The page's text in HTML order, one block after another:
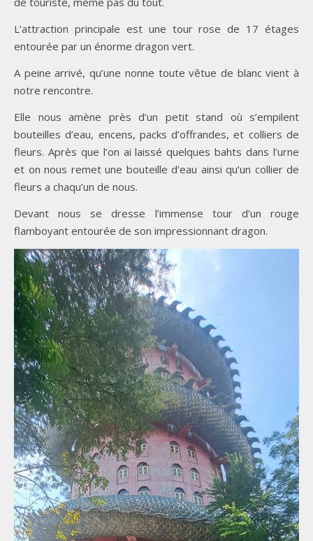
L’attraction principale est une tour rose de 17 étages
entourée par un énorme dragon vert.
A peine arrivé, qu’une nonne toute vêtue de blanc vient à
notre rencontre.
Elle nous amène près d’un petit stand où s’empilent
bouteilles d’eau, encens, packs d’offrandes, et colliers de
fleurs. Après que l’on ai laissé quelques bahts dans l’urne
et on nous remet une bouteille d’eau ainsi qu’un collier de
fleurs a chaqu’un de nous.
Devant nous se dresse l’immense tour d’un rouge
flamboyant entourée de son impressionnant dragon.